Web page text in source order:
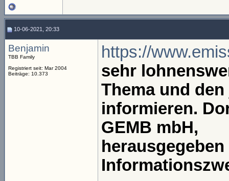
10-06-2021, 20:33
Benjamin
TBB Family
Registriert seit: Mar 2004
Beiträge: 10.373
https://
sehr
Thema und
informieren.
GEMB mbH,